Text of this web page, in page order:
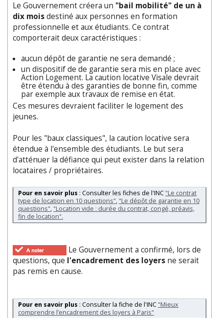
Le Gouvernement créera un "bail mobilité" de un à
dix moisdestiné aux personnes en formation
professionnelle et aux étudiants. Ce contrat
comporterait deux caractéristiques :
aucun dépôt de garantie ne sera demandé ;
un dispositif de de garantie sera mis en place avec
Action Logement. La caution locative Visale devrait
être étendu à des garanties de bonne fin, comme
par exemple aux travaux de remise en état.
Ces mesures devraient faciliter le logement des
jeunes.
Pour les "baux classiques", la caution locative sera
étendue à l'ensemble des étudiants. Le but sera
d'atténuer la défiance qui peut exister dans la relation
locataires / propriétaires.
Pour en savoir plus : Consulter les fiches de l'INC "Le contrat
type de location en 10 questions", "Le dépôt de garantie en 10
questions", "Location vide : durée du contrat, congé, préavis,
fin de location".
Le Gouvernement a confirmé, lors de
questions, que l'encadrement des loyers ne serait
pas remis en cause.
Pour en savoir plus : Consulter la fiche de l'INC "Mieux
comprendre l’encadrement des loyers à Paris"